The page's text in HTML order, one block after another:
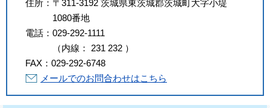
住所： 〒311-3192 茨城県東茨城郡茨城町大字小堤
1080番地
電話： 029-292-1111
（内線 ： 231 232 ）
FAX： 029-292-6748
メールでのお問合わせはこちら